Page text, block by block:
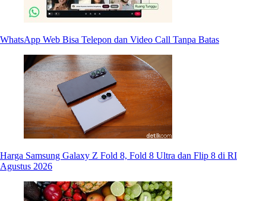
WhatsApp Web Bisa Telepon dan Video Call Tanpa Batas
Harga Samsung Galaxy Z Fold 8, Fold 8 Ultra dan Flip 8 di RI
Agustus 2026